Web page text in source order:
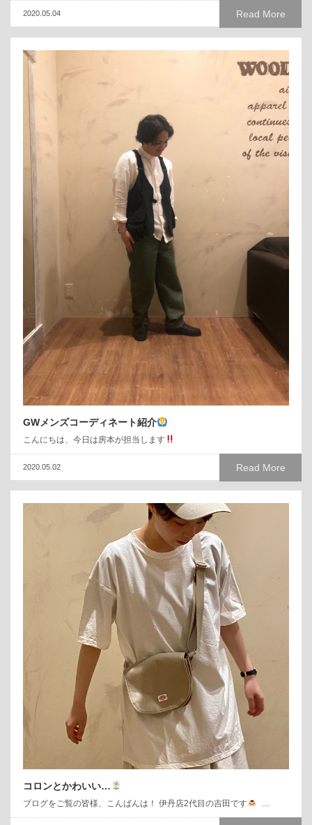
Read More
2020.05.04
GWメンズコーディネート紹介
こんにちは、今日は房本が担当します
Read More
2020.05.02
コロンとかわいい…
ブログをご覧の皆様、こんばんは！ 伊丹店2代目の吉田です …